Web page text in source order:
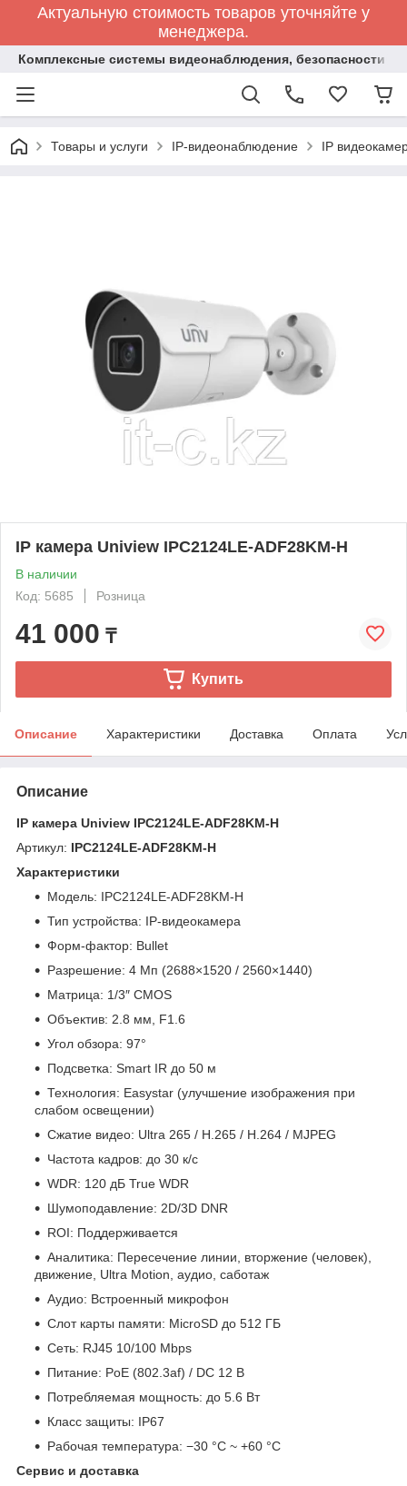
Актуальную стоимость товаров уточняйте у
менеджера.
Комплексные системы видеонаблюдения, безопасности и
Товары и услуги IP-видеонаблюдение IP
IP камера Uniview IPC2124LE-ADF28KM-H
В наличии
Код: 5685
Розница
41 000 ₸
Купить
Описание Характеристики Доставка Оплата
Описание
IP камера Uniview IPC2124LE-ADF28KM-H
Артикул: IPC2124LE-ADF28KM-H
Характеристики
Модель: IPC2124LE-ADF28KM-H
Тип устройства: IP-видеокамера
Форм-фактор: Bullet
Разрешение: 4 Мп (2688×1520 / 2560×1440)
Матрица: 1/3″ CMOS
Объектив: 2.8 мм, F1.6
Угол обзора: 97°
Подсветка: Smart IR до 50 м
Технология: Easystar (улучшение изображения при
слабом освещении)
Сжатие видео: Ultra 265 / H.265 / H.264 / MJPEG
Частота кадров: до 30 к/с
WDR: 120 дБ True WDR
Шумоподавление: 2D/3D DNR
ROI: Поддерживается
Аналитика: Пересечение линии, вторжение (человек),
движение, Ultra Motion, аудио, саботаж
Аудио: Встроенный микрофон
Слот карты памяти: MicroSD до 512 ГБ
Сеть: RJ45 10/100 Mbps
Питание: PoE (802.3af) / DC 12 В
Потребляемая мощность: до 5.6 Вт
Класс защиты: IP67
Рабочая температура: −30 °C ~ +60 °C
Сервис и доставка